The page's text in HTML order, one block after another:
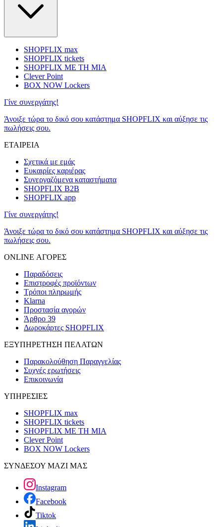
SHOPFLIX max
SHOPFLIX tickets
SHOPFLIX ΜΕ ΤΗ ΜΙΑ
Clever Point
BOX NOW Lockers
Γίνε συνεργάτης!
Άνοιξε τώρα το δικό σου κατάστημα SHOPFLIX και αύξησε τις
πωλήσεις σου.
ΕΤΑΙΡΕΙΑ
Σχετικά με εμάς
Ευκαιρίες καριέρας
Συνεργαζόμενα καταστήματα
SHOPFLIX B2B
SHOPFLIX app
Γίνε συνεργάτης!
Άνοιξε τώρα το δικό σου κατάστημα SHOPFLIX και αύξησε τις
πωλήσεις σου.
ONLINE ΑΓΟΡΕΣ
Παραδόσεις
Επιστροφές προϊόντων
Τρόποι πληρωμής
Klarna
Προστασία αγορών
Άρθρο 39
Δωροκάρτες SHOPFLIX
ΕΞΥΠΗΡΕΤΗΣΗ ΠΕΛΑΤΩΝ
Παρακολούθηση Παραγγελίας
Συχνές ερωτήσεις
Επικοινωνία
ΥΠΗΡΕΣΙΕΣ
SHOPFLIX max
SHOPFLIX tickets
SHOPFLIX ΜΕ ΤΗ ΜΙΑ
Clever Point
BOX NOW Lockers
ΣΥΝΔΕΣΟΥ ΜΑΖΙ ΜΑΣ
Instagram
Facebook
Tiktok